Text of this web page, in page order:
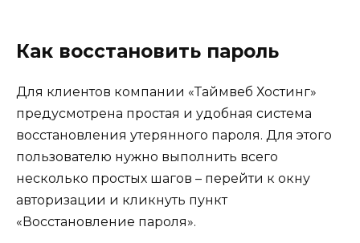
Как восстановить пароль
Для клиентов компании «Таймвеб Хостинг»
предусмотрена простая и удобная система
восстановления утерянного пароля. Для этого
пользователю нужно выполнить всего
несколько простых шагов – перейти к окну
авторизации и кликнуть пункт
«Восстановление пароля».